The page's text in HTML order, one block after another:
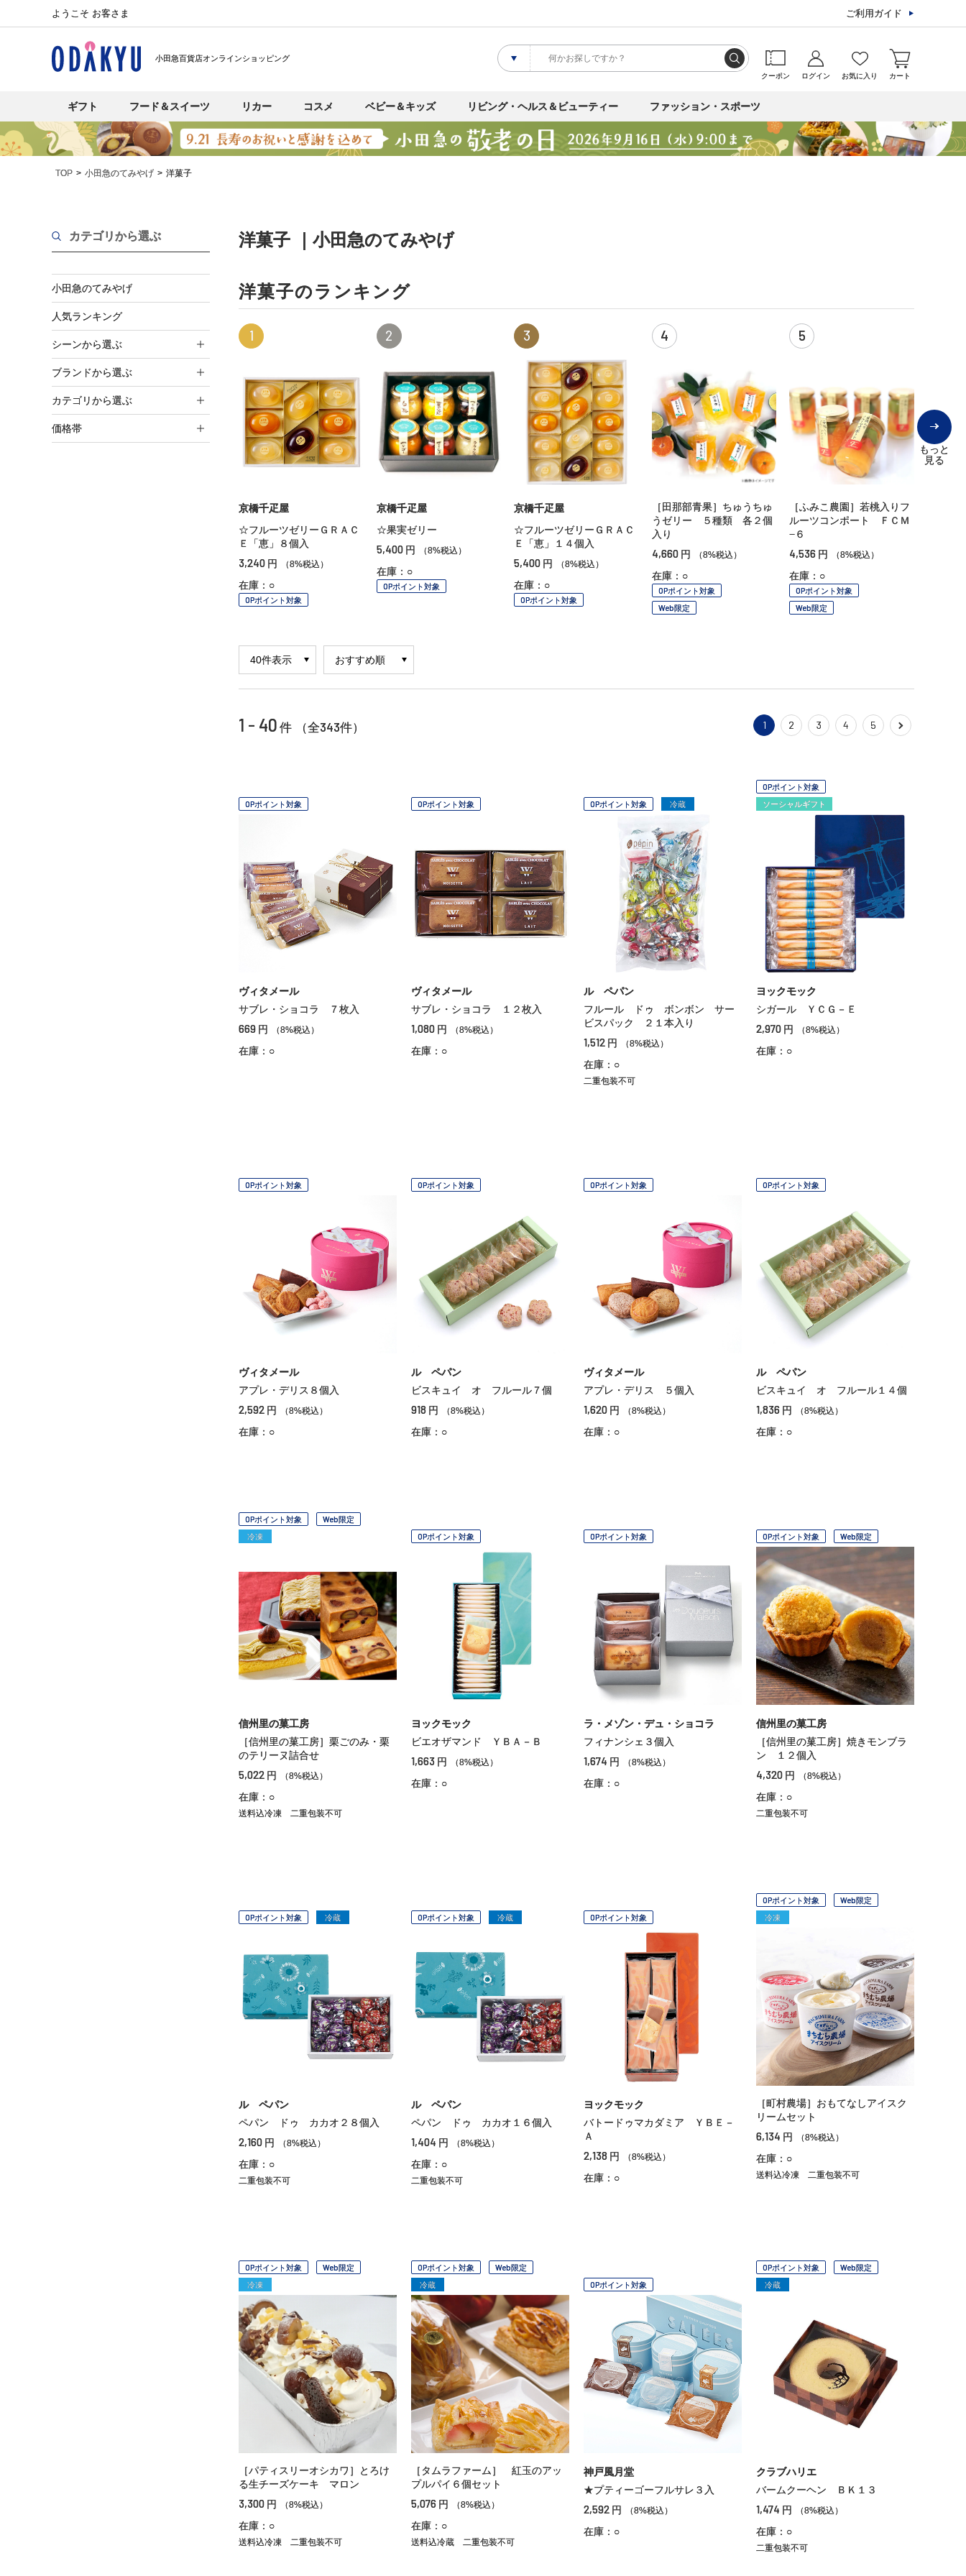
ようこそ お客さま ご利用ガイド
小田急百貨店オンラインショッピング
クーポン ログイン お気に入り カート
ギフト フード＆スイーツ リカー コスメ ベビー＆キッズ リビング・ヘルス＆ビューティー ファッション・スポーツ
TOP 小田急のてみやげ 洋菓子
カテゴリから選ぶ
小田急のてみやげ
人気ランキング
シーンから選ぶ
ブランドから選ぶ
カテゴリから選ぶ
価格帯
洋菓子 ｜小田急のてみやげ
洋菓子のランキング
もっと
見る
1
京橋千疋屋
☆フルーツゼリーＧＲＡＣ
Ｅ「恵」８個入
3,240 円 （8%税込）
在庫：○
OPポイント対象
2
京橋千疋屋
☆果実ゼリー
5,400 円 （8%税込）
在庫：○
OPポイント対象
3
京橋千疋屋
☆フルーツゼリーＧＲＡＣ
Ｅ「恵」１４個入
5,400 円 （8%税込）
在庫：○
OPポイント対象
4
［田那部青果］ちゅうちゅ
うゼリー ５種類 各２個
入り
4,660 円 （8%税込）
在庫：○
OPポイント対象
Web限定
5
［ふみこ農園］若桃入りフ
ルーツコンポート ＦＣＭ
−６
4,536 円 （8%税込）
在庫：○
OPポイント対象
Web限定
1 - 40 件 （全343件） 1 2 3 4 5
OPポイント対象
ヴィタメール
サブレ・ショコラ ７枚入
669 円 （8%税込）
在庫：○
OPポイント対象
ヴィタメール
サブレ・ショコラ １２枚入
1,080 円 （8%税込）
在庫：○
OPポイント対象 冷蔵
ル ペパン
フルール ドゥ ボンボン サー
ビスパック ２１本入り
1,512 円 （8%税込）
在庫：○
二重包装不可
OPポイント対象
ソーシャルギフト
ヨックモック
シガール ＹＣＧ－Ｅ
2,970 円 （8%税込）
在庫：○
OPポイント対象
ヴィタメール
アプレ・デリス８個入
2,592 円 （8%税込）
在庫：○
OPポイント対象
ル ペパン
ビスキュイ オ フルール７個
918 円 （8%税込）
在庫：○
OPポイント対象
ヴィタメール
アプレ・デリス ５個入
1,620 円 （8%税込）
在庫：○
OPポイント対象
ル ペパン
ビスキュイ オ フルール１４個
1,836 円 （8%税込）
在庫：○
OPポイント対象
Web限定
冷凍
信州里の菓工房
［信州里の菓工房］栗ごのみ・栗
のテリーヌ詰合せ
5,022 円 （8%税込）
在庫：○
送料込冷凍 二重包装不可
OPポイント対象
ヨックモック
ビエオザマンド ＹＢＡ－Ｂ
1,663 円 （8%税込）
在庫：○
OPポイント対象
ラ・メゾン・デュ・ショコラ
フィナンシェ３個入
1,674 円 （8%税込）
在庫：○
OPポイント対象 Web限定
信州里の菓工房
［信州里の菓工房］焼きモンブラ
ン １２個入
4,320 円 （8%税込）
在庫：○
二重包装不可
OPポイント対象 冷蔵
ル ペパン
ペパン ドゥ カカオ２８個入
2,160 円 （8%税込）
在庫：○
二重包装不可
OPポイント対象 冷蔵
ル ペパン
ペパン ドゥ カカオ１６個入
1,404 円 （8%税込）
在庫：○
二重包装不可
OPポイント対象
ヨックモック
バトードゥマカダミア ＹＢＥ－
Ａ
2,138 円 （8%税込）
在庫：○
OPポイント対象
Web限定
冷凍
［町村農場］おもてなしアイスク
リームセット
6,134 円 （8%税込）
在庫：○
送料込冷凍 二重包装不可
OPポイント対象
Web限定
冷凍
［パティスリーオシカワ］とろけ
る生チーズケーキ マロン
3,300 円 （8%税込）
在庫：○
送料込冷凍 二重包装不可
OPポイント対象
Web限定
冷蔵
［タムラファーム］ 紅玉のアッ
プルパイ６個セット
5,076 円 （8%税込）
在庫：○
送料込冷蔵 二重包装不可
OPポイント対象
神戸風月堂
★プティーゴーフルサレ３入
2,592 円 （8%税込）
在庫：○
OPポイント対象
Web限定
冷蔵
クラブハリエ
バームクーヘン ＢＫ１３
1,474 円 （8%税込）
在庫：○
二重包装不可